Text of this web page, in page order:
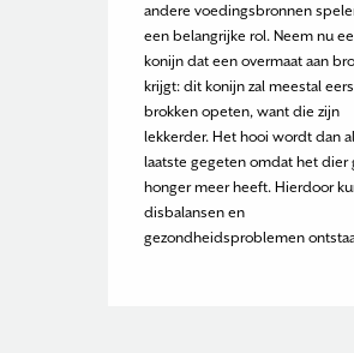
andere voedingsbronnen
een belangrijke rol. Neem nu
konijn dat een overmaat aan
krijgt: dit konijn zal meestal
brokken opeten, want die zijn
lekkerder. Het hooi wordt dan
laatste gegeten omdat het dier
honger meer heeft. Hierdoor
disbalansen en
gezondheidsproblemen